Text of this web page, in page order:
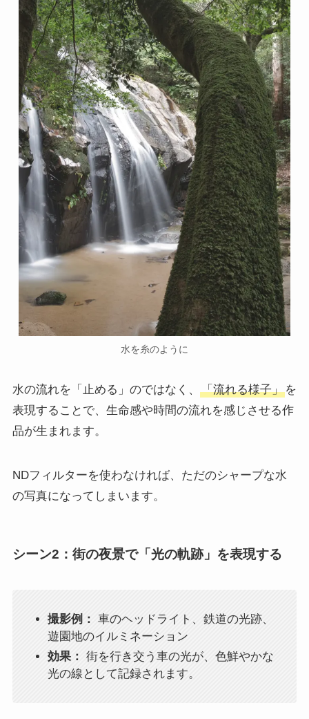
水を糸のように
水の流れを「止める」のではなく、 「流れる様子」を
表現することで、生命感や時間の流れを感じさせる作
品が生まれます。
NDフィルターを使わなければ、ただのシャープな水
の写真になってしまいます。
シーン2：街の夜景で「光の軌跡」を表現する
撮影例： 車のヘッドライト、鉄道の光跡、
遊園地のイルミネーション
効果： 街を行き交う車の光が、色鮮やかな
光の線として記録されます。